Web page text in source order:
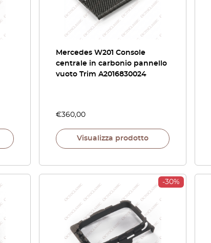
Mercedes W201 Console
centrale in carbonio pannello
vuoto Trim A2016830024
€360,00
Visualizza prodotto
-30%